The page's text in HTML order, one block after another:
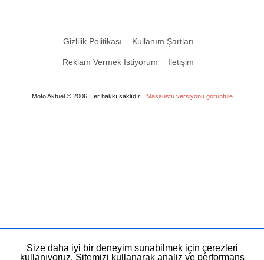
Gizlilik Politikası Kullanım Şartları
Reklam Vermek İstiyorum İletişim
Moto Aktüel © 2006 Her hakkı saklıdır Masaüstü versiyonu görüntüle
Size daha iyi bir deneyim sunabilmek için çerezleri
kullanıyoruz. Sitemizi kullanarak analiz ve performans